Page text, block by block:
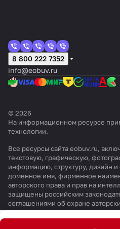
8 800 222 7352
info@eobuv.ru
© 2026
На информационном ресурсе
технологии.
Все ресурсы сайта eobuv.ru,
текстовую, графическую,
информацию, структуру, дизайн
доменное имя, фирменное
авторского права и прав на
защищены российским
соглашениями об охране